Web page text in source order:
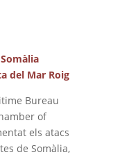
del Mar Roig
Bureau
of
els atacs
de Somàlia,